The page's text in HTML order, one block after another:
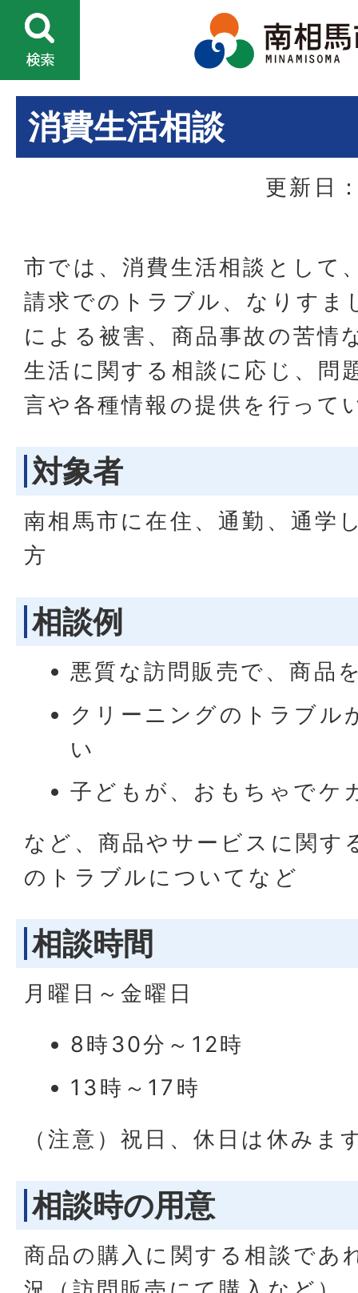
消費生活相談
更新日
市では、消費生活相談として
請求でのトラブル、なりすま
による被害、商品事故の苦情
生活に関する相談に応じ、問
言や各種情報の提供を行って
対象者
南相馬市に在住、通勤、通学
方
相談例
悪質な訪問販売で、商品
クリーニングのトラブル
い
子どもが、おもちゃでケ
など、商品やサービスに関す
のトラブルについてなど
相談時間
月曜日～金曜日
8時30分～12時
13時～17時
（注意）祝日、休日は休みま
相談時の用意
商品の購入に関する相談であ